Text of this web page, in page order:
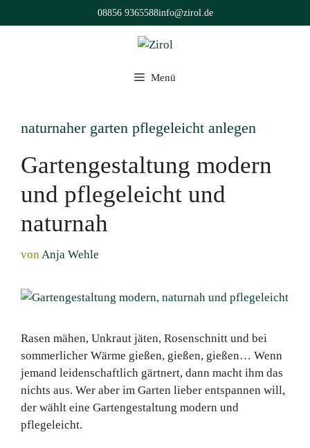
Inhalt
08856 9365588info@zirol.de
Menü
naturnaher garten pflegeleicht anlegen
Gartengestaltung modern
und pflegeleicht und
naturnah
von Anja Wehle
Rasen mähen, Unkraut jäten, Rosenschnitt und bei
sommerlicher Wärme gießen, gießen, gießen… Wenn
jemand leidenschaftlich gärtnert, dann macht ihm das
nichts aus. Wer aber im Garten lieber entspannen will,
der wählt eine Gartengestaltung modern und
pflegeleicht.